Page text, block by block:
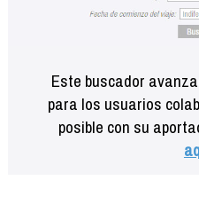
Este buscador
para los usuarios
posible con su